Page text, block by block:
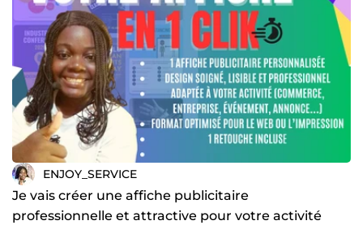
pas à me contacter pour discuter de votre projet, je serai
ravie de vous accompagner.
ENJOY_SERVICE
Je vais créer une affiche publicitaire
professionnelle et attractive pour votre activité